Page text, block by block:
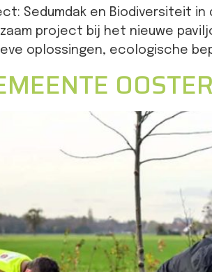
Sedumdak en Biodiversiteit
project bij het nieuwe
oplossingen, ecologische